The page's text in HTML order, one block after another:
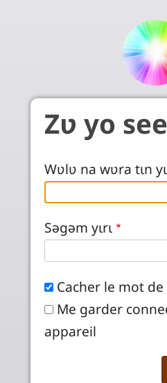
Zʋ yo
Wʋlʋ na wʋra tɩn
Səgəm yɩrɩ
Cacher le mot de
Me garder
appareil